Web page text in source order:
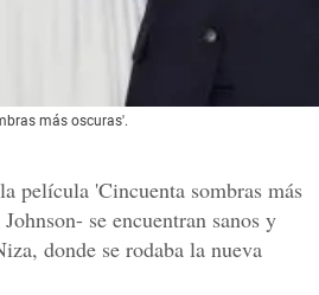
más oscuras'.
película 'Cincuenta sombras más
se encuentran sanos y
donde se rodaba la nueva